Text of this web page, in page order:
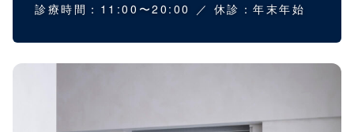
診療時間：11:00〜20:00 ／ 休診：年末年始